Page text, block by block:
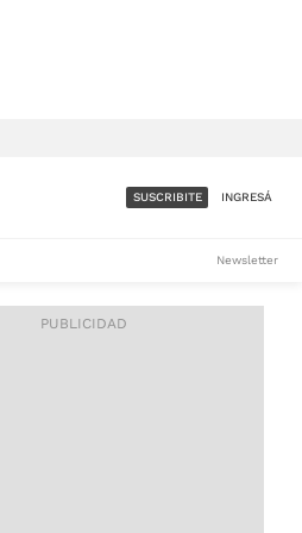
ACCESO FULL - $1.800/MES
SUSCRIBITE INGRESÁ
Newsletter